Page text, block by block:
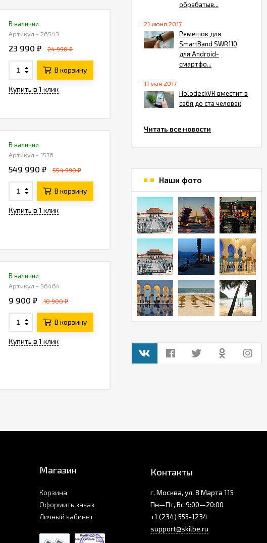
В наличии
Артикул - 26543
23 990 ₽ 24 990 ₽
В корзину
Купить в 1 клик
В наличии
Артикул - 1576
549 990 ₽ 554 990 ₽
В корзину
Купить в 1 клик
В наличии
Артикул - 56464
9 900 ₽ 10 900 ₽
В корзину
Купить в 1 клик
обрабатыв...
21 июня 2017
Ремешок для
SmartBand SWR110
для Android-
смартфо...
11 мая 2017
HolodeckVR вместит в
себя до ста человек
Читать все новости
Наши фото
Магазин
Корзина
Оформить заказ
Личный кабинет
Контакты
г. Москва, ул. 8 Марта 115
Пн—Пт, Вс 9:00—20:00
+1 (234) 555-1234
support@skilbe.ru